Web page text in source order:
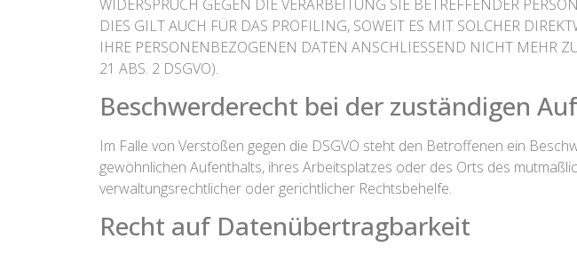
WIDERSPRUCH GEGEN DIE VERARBEITUNG SIE BETREFFENDER
DIES GILT AUCH FÜR DAS PROFILING, SOWEIT ES MIT SOLCHER
IHRE PERSONENBEZOGENEN DATEN ANSCHLIESSEND NICHT MEHR
21 ABS. 2 DSGVO).
Beschwerde­recht bei der zuständigen
Im Falle von Verstößen gegen die DSGVO steht den Betroffenen ein
gewöhnlichen Aufenthalts, ihres Arbeitsplatzes oder des Orts des
verwaltungsrechtlicher oder gerichtlicher Rechtsbehelfe.
Recht auf Daten­übertrag­barkeit